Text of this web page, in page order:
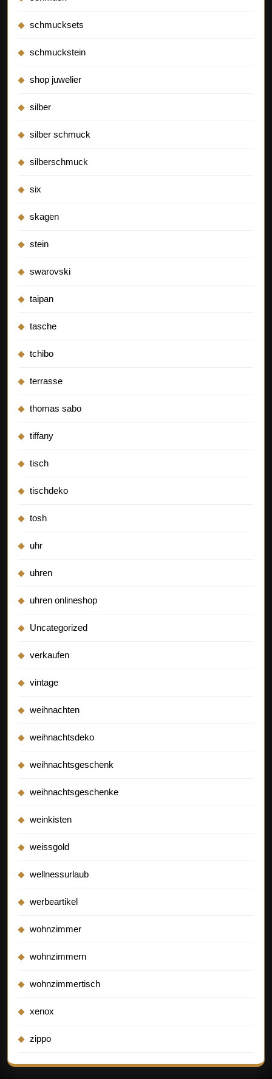
schmucksets
schmuckstein
shop juwelier
silber
silber schmuck
silberschmuck
six
skagen
stein
swarovski
taipan
tasche
tchibo
terrasse
thomas sabo
tiffany
tisch
tischdeko
tosh
uhr
uhren
uhren onlineshop
Uncategorized
verkaufen
vintage
weihnachten
weihnachtsdeko
weihnachtsgeschenk
weihnachtsgeschenke
weinkisten
weissgold
wellnessurlaub
werbeartikel
wohnzimmer
wohnzimmern
wohnzimmertisch
xenox
zippo